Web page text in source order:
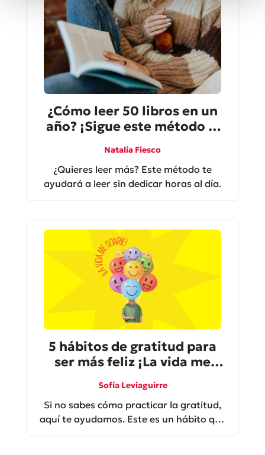
¿Cómo leer 50 libros en un
año? ¡Sigue este método si
Natalia Fiesco
¿Quieres leer más? Este método te
ayudará a leer sin dedicar horas al día.
5 hábitos de gratitud para
ser más feliz ¡La vida me
Sofía Leviaguirre
Si no sabes cómo practicar la gratitud,
aquí te ayudamos. Este es un hábito que